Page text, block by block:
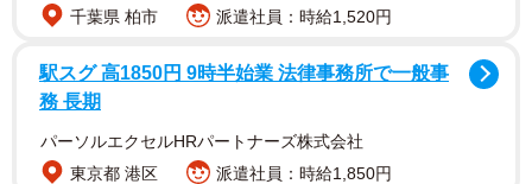
千葉県 柏市
派遣社員：時給1,520円
駅スグ 高1850円 9時半始業 法律事務所で一般事
務 長期
パーソルエクセルHRパートナーズ株式会社
東京都 港区
派遣社員：時給1,850円